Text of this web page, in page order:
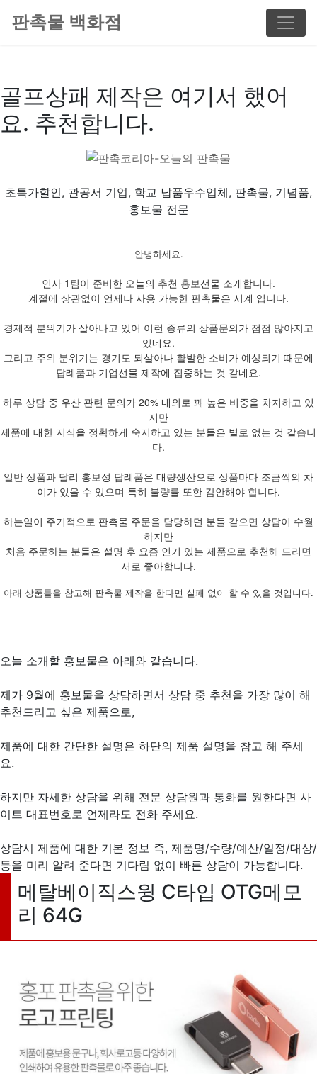
판촉물 백화점
골프상패 제작은 여기서 했어
요. 추천합니다.
초특가할인, 관공서 기업, 학교 납품우수업체, 판촉물, 기념품,
홍보물 전문
안녕하세요.
인사 1팀이 준비한 오늘의 추천 홍보선물 소개합니다.
계절에 상관없이 언제나 사용 가능한 판촉물은 시계 입니다.
경제적 분위기가 살아나고 있어 이런 종류의 상품문의가 점점 많아지고
있네요.
그리고 주위 분위기는 경기도 되살아나 활발한 소비가 예상되기 때문에
답례품과 기업선물 제작에 집중하는 것 같네요.
하루 상담 중 우산 관련 문의가 20% 내외로 꽤 높은 비중을 차지하고 있
지만
제품에 대한 지식을 정확하게 숙지하고 있는 분들은 별로 없는 것 같습니
다.
일반 상품과 달리 홍보성 답례품은 대량생산으로 상품마다 조금씩의 차
이가 있을 수 있으며 특히 불량률 또한 감안해야 합니다.
하는일이 주기적으로 판촉물 주문을 담당하던 분들 같으면 상담이 수월
하지만
처음 주문하는 분들은 설명 후 요즘 인기 있는 제품으로 추천해 드리면
서로 좋아합니다.
아래 상품들을 참고해 판촉물 제작을 한다면 실패 없이 할 수 있을 것입니다.
오늘 소개할 홍보물은 아래와 같습니다.
제가 9월에 홍보물을 상담하면서 상담 중 추천을 가장 많이 해
추천드리고 싶은 제품으로,
제품에 대한 간단한 설명은 하단의 제품 설명을 참고 해 주세
요.
하지만 자세한 상담을 위해 전문 상담원과 통화를 원한다면 사
이트 대표번호로 언제라도 전화 주세요.
상담시 제품에 대한 기본 정보 즉, 제품명/수량/예산/일정/대상/
등을 미리 알려 준다면 기다림 없이 빠른 상담이 가능합니다.
메탈베이직스윙 C타입 OTG메모
리 64G